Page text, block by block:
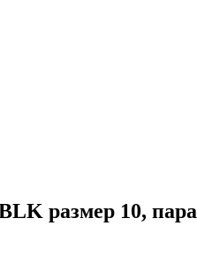
размер 10, пара